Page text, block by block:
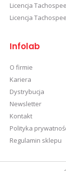
Licencja
Licencja
Infolab
O firmie
Kariera
Dystrybucja
Newsletter
Kontakt
Polityka
Regulamin sklepu